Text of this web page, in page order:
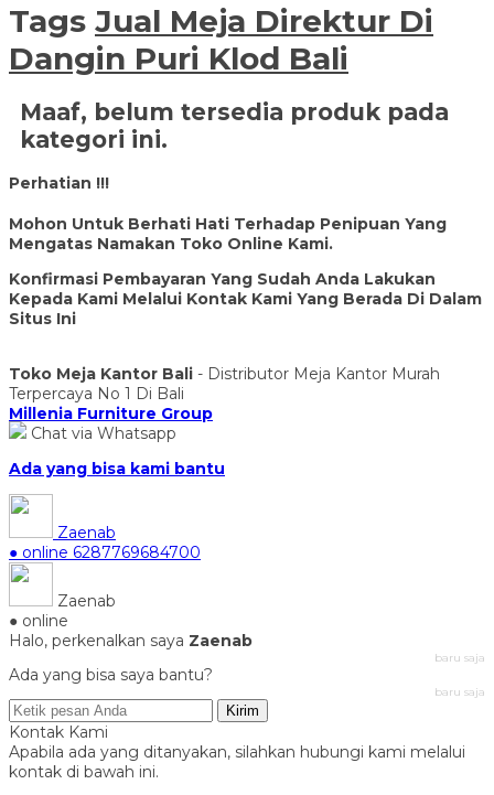
Tags Jual Meja Direktur Di
Dangin Puri Klod Bali
Maaf, belum tersedia produk pada
kategori ini.
Perhatian !!!
Mohon Untuk Berhati Hati Terhadap Penipuan Yang
Mengatas Namakan Toko Online Kami.
Konfirmasi Pembayaran Yang Sudah Anda Lakukan
Kepada Kami Melalui Kontak Kami Yang Berada Di Dalam
Situs Ini
Toko Meja Kantor Bali - Distributor Meja Kantor Murah
Terpercaya No 1 Di Bali
Millenia Furniture Group
Chat via Whatsapp
Ada yang bisa kami bantu
Zaenab
● online 6287769684700
Zaenab
● online
Halo, perkenalkan saya Zaenab
baru saja
Ada yang bisa saya bantu?
baru saja
Kirim
Kontak Kami
Apabila ada yang ditanyakan, silahkan hubungi kami melalui
kontak di bawah ini.